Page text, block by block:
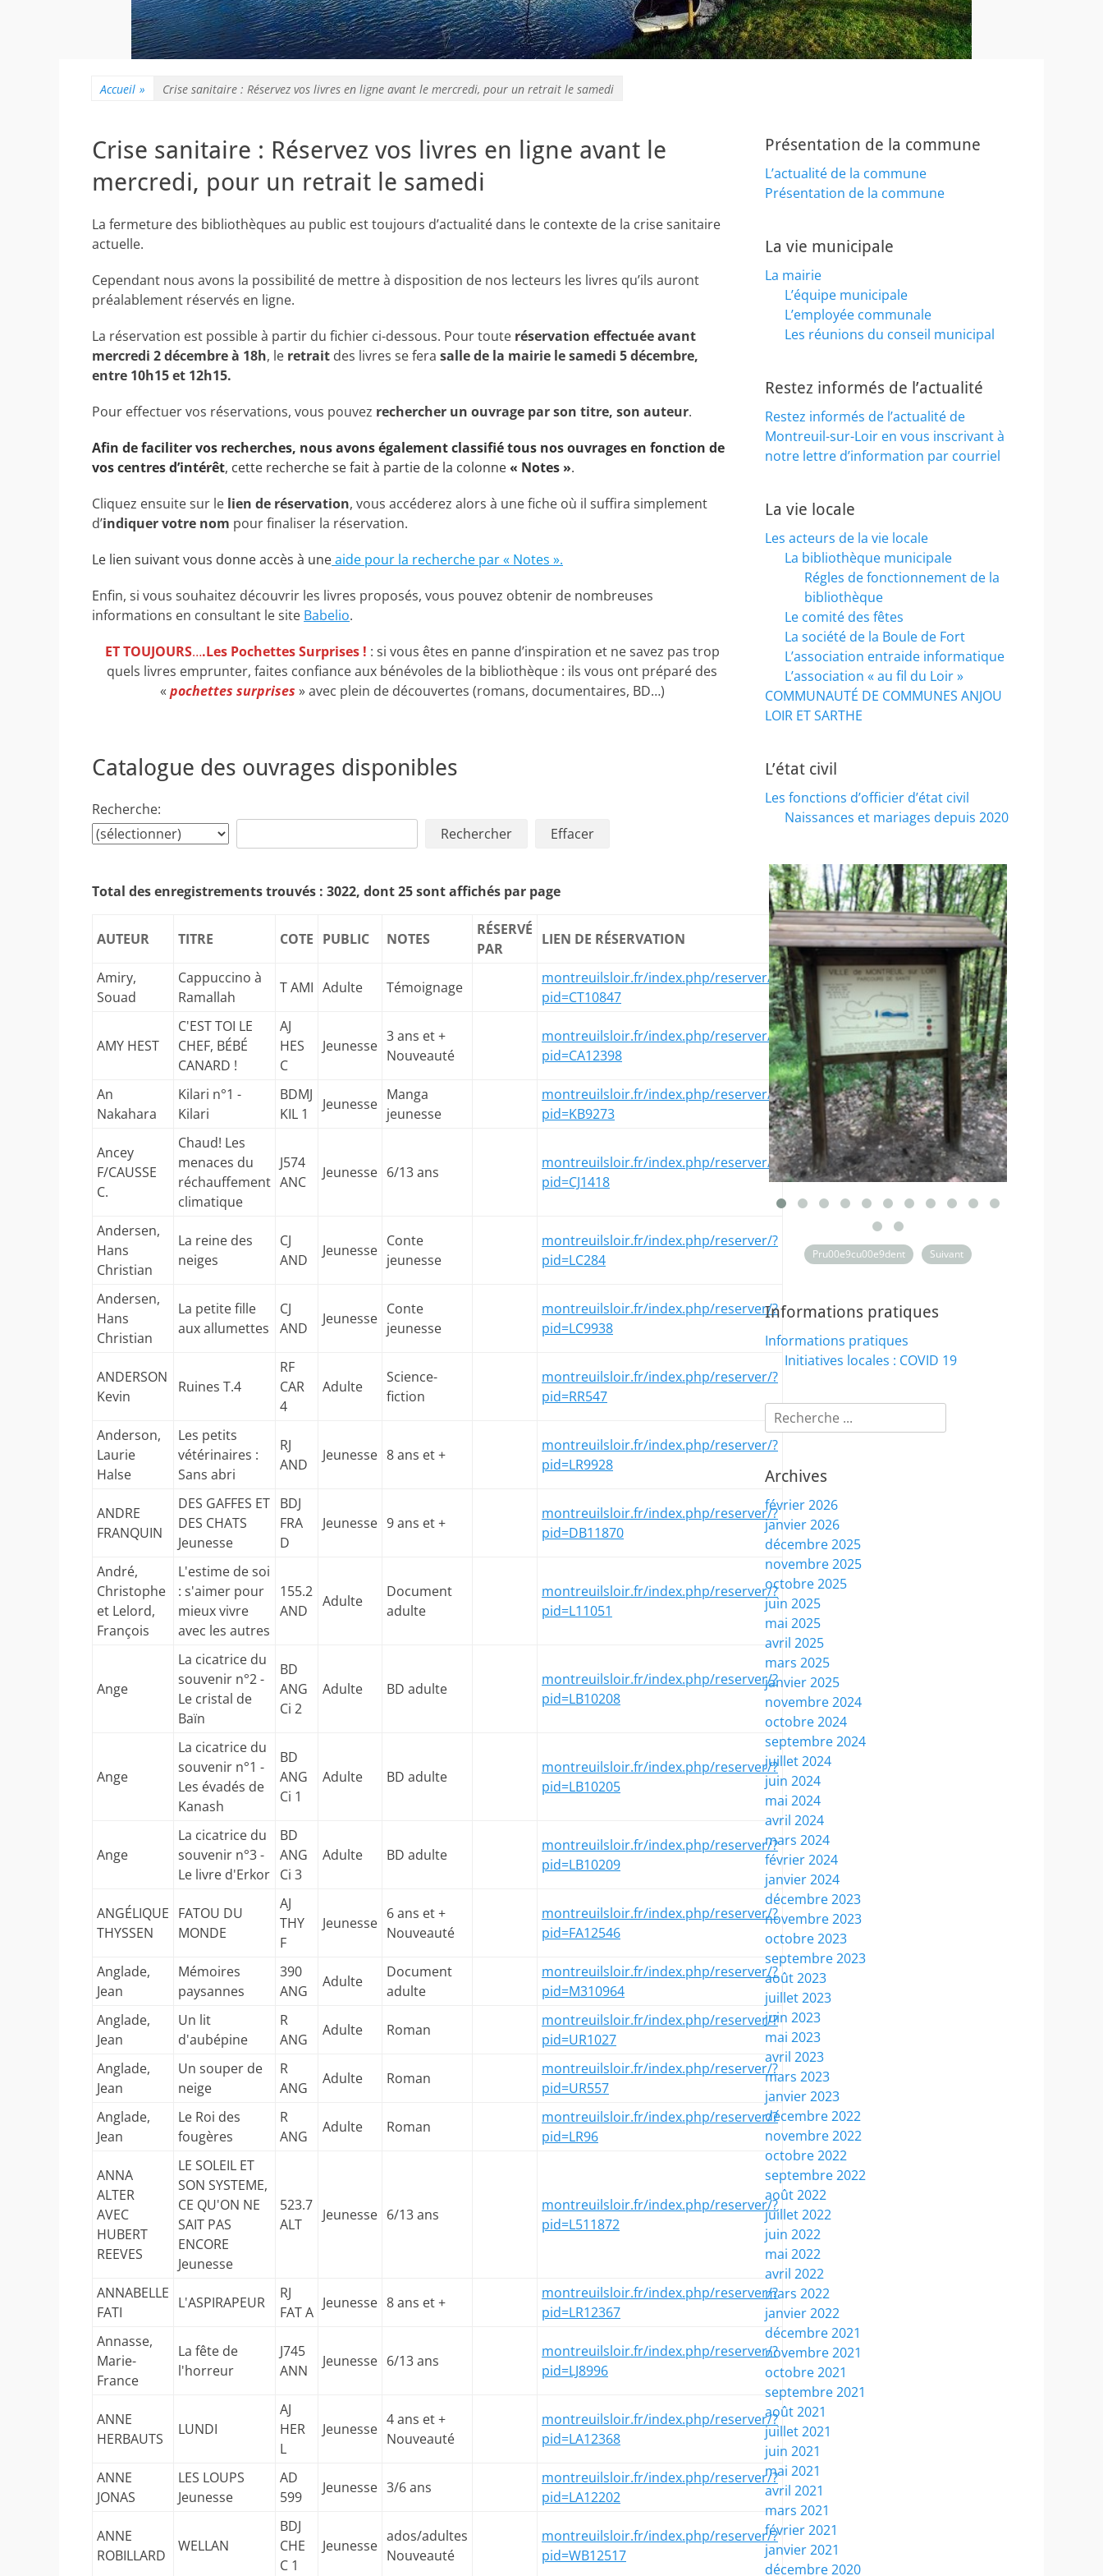
Accueil » Crise sanitaire : Réservez vos livres en ligne avant le mercredi, pour un retrait le samedi
Crise sanitaire : Réservez vos livres en ligne avant le
mercredi, pour un retrait le samedi
La fermeture des bibliothèques au public est toujours d’actualité dans le contexte de la crise sanitaire
actuelle.
Cependant nous avons la possibilité de mettre à disposition de nos lecteurs les livres qu’ils auront
préalablement réservés en ligne.
La réservation est possible à partir du fichier ci-dessous. Pour toute réservation effectuée avant
mercredi 2 décembre à 18h, le retrait des livres se fera salle de la mairie le samedi 5 décembre,
entre 10h15 et 12h15.
Pour effectuer vos réservations, vous pouvez rechercher un ouvrage par son titre, son auteur.
Afin de faciliter vos recherches, nous avons également classifié tous nos ouvrages en fonction de
vos centres d’intérêt, cette recherche se fait à partie de la colonne« Notes ».
Cliquez ensuite sur le lien de réservation, vous accéderez alors à une fiche où il suffira simplement
d’indiquer votre nom pour finaliser la réservation.
Le lien suivant vous donne accès à uneaide pour la recherche par « Notes ».
Enfin, si vous souhaitez découvrir les livres proposés, vous pouvez obtenir de nombreuses
informations en consultant le site Babelio.
ET TOUJOURS….Les Pochettes Surprises ! : si vous êtes en panne d’inspiration et ne savez pas trop
quels livres emprunter, faites confiance aux bénévoles de la bibliothèque : ils vous ont préparé des
« pochettes surprises » avec plein de découvertes (romans, documentaires, BD…)
Catalogue des ouvrages disponibles
Recherche:
Total des enregistrements trouvés : 3022, dont 25 sont affichés par page
AUTEUR TITRE COTE PUBLIC NOTES
RÉSERVÉ
PAR
LIEN DE RÉSERVATION
Amiry,
Souad
Cappuccino à
Ramallah
T AMI Adulte Témoignage
montreuilsloir.fr/index.php/reserver/?
pid=CT10847
AMY HEST
C'EST TOI LE
CHEF, BÉBÉ
CANARD !
AJ
HES
C
Jeunesse
3 ans et +
Nouveauté
montreuilsloir.fr/index.php/reserver/?
pid=CA12398
An
Nakahara
Kilari n°1 -
Kilari
BDMJ
KIL 1
Jeunesse
Manga
jeunesse
montreuilsloir.fr/index.php/reserver/?
pid=KB9273
Ancey
F/CAUSSE
C.
Chaud! Les
menaces du
réchauffement
climatique
J574
ANC
Jeunesse 6/13 ans
montreuilsloir.fr/index.php/reserver/?
pid=CJ1418
Andersen,
Hans
Christian
La reine des
neiges
CJ
AND
Jeunesse
Conte
jeunesse
montreuilsloir.fr/index.php/reserver/?
pid=LC284
Andersen,
Hans
Christian
La petite fille
aux allumettes
CJ
AND
Jeunesse
Conte
jeunesse
montreuilsloir.fr/index.php/reserver/?
pid=LC9938
ANDERSON
Kevin
Ruines T.4
RF
CAR
4
Adulte
Science-
fiction
montreuilsloir.fr/index.php/reserver/?
pid=RR547
Anderson,
Laurie
Halse
Les petits
vétérinaires :
Sans abri
RJ
AND
Jeunesse 8 ans et +
montreuilsloir.fr/index.php/reserver/?
pid=LR9928
ANDRE
FRANQUIN
DES GAFFES ET
DES CHATS
Jeunesse
BDJ
FRA
D
Jeunesse 9 ans et +
montreuilsloir.fr/index.php/reserver/?
pid=DB11870
André,
Christophe
et Lelord,
François
L'estime de soi
: s'aimer pour
mieux vivre
avec les autres
155.2
AND
Adulte
Document
adulte
montreuilsloir.fr/index.php/reserver/?
pid=L11051
Ange
La cicatrice du
souvenir n°2 -
Le cristal de
Baïn
BD
ANG
Ci 2
Adulte BD adulte
montreuilsloir.fr/index.php/reserver/?
pid=LB10208
Ange
La cicatrice du
souvenir n°1 -
Les évadés de
Kanash
BD
ANG
Ci 1
Adulte BD adulte
montreuilsloir.fr/index.php/reserver/?
pid=LB10205
Ange
La cicatrice du
souvenir n°3 -
Le livre d'Erkor
BD
ANG
Ci 3
Adulte BD adulte
montreuilsloir.fr/index.php/reserver/?
pid=LB10209
ANGÉLIQUE
THYSSEN
FATOU DU
MONDE
AJ
THY
F
Jeunesse
6 ans et +
Nouveauté
montreuilsloir.fr/index.php/reserver/?
pid=FA12546
Anglade,
Jean
Mémoires
paysannes
390
ANG
Adulte
Document
adulte
montreuilsloir.fr/index.php/reserver/?
pid=M310964
Anglade,
Jean
Un lit
d'aubépine
R
ANG
Adulte Roman
montreuilsloir.fr/index.php/reserver/?
pid=UR1027
Anglade,
Jean
Un souper de
neige
R
ANG
Adulte Roman
montreuilsloir.fr/index.php/reserver/?
pid=UR557
Anglade,
Jean
Le Roi des
fougères
R
ANG
Adulte Roman
montreuilsloir.fr/index.php/reserver/?
pid=LR96
ANNA
ALTER
AVEC
HUBERT
REEVES
LE SOLEIL ET
SON SYSTEME,
CE QU'ON NE
SAIT PAS
ENCORE
Jeunesse
523.7
ALT
Jeunesse 6/13 ans
montreuilsloir.fr/index.php/reserver/?
pid=L511872
ANNABELLE
FATI
L'ASPIRAPEUR
RJ
FAT A
Jeunesse 8 ans et +
montreuilsloir.fr/index.php/reserver/?
pid=LR12367
Annasse,
Marie-
France
La fête de
l'horreur
J745
ANN
Jeunesse 6/13 ans
montreuilsloir.fr/index.php/reserver/?
pid=LJ8996
ANNE
HERBAUTS
LUNDI
AJ
HER
L
Jeunesse
4 ans et +
Nouveauté
montreuilsloir.fr/index.php/reserver/?
pid=LA12368
ANNE
JONAS
LES LOUPS
Jeunesse
AD
599
Jeunesse 3/6 ans
montreuilsloir.fr/index.php/reserver/?
pid=LA12202
ANNE
ROBILLARD
WELLAN
BDJ
CHE
C 1
Jeunesse
ados/adultes
Nouveauté
montreuilsloir.fr/index.php/reserver/?
pid=WB12517
Présentation de la commune
L’actualité de la commune
Présentation de la commune
La vie municipale
La mairie
L’équipe municipale
L’employée communale
Les réunions du conseil municipal
Restez informés de l’actualité
Restez informés de l’actualité de
Montreuil-sur-Loir en vous inscrivant à
notre lettre d’information par courriel
La vie locale
Les acteurs de la vie locale
La bibliothèque municipale
Régles de fonctionnement de la
bibliothèque
Le comité des fêtes
La société de la Boule de Fort
L’association entraide informatique
L’association « au fil du Loir »
COMMUNAUTÉ DE COMMUNES ANJOU
LOIR ET SARTHE
L’état civil
Les fonctions d’officier d’état civil
Naissances et mariages depuis 2020
Pru00e9cu00e9dent Suivant
Informations pratiques
Informations pratiques
Initiatives locales : COVID 19
Rechercher :
Archives
février 2026
janvier 2026
décembre 2025
novembre 2025
octobre 2025
juin 2025
mai 2025
avril 2025
mars 2025
janvier 2025
novembre 2024
octobre 2024
septembre 2024
juillet 2024
juin 2024
mai 2024
avril 2024
mars 2024
février 2024
janvier 2024
décembre 2023
novembre 2023
octobre 2023
septembre 2023
août 2023
juillet 2023
juin 2023
mai 2023
avril 2023
mars 2023
janvier 2023
décembre 2022
novembre 2022
octobre 2022
septembre 2022
août 2022
juillet 2022
juin 2022
mai 2022
avril 2022
mars 2022
janvier 2022
décembre 2021
novembre 2021
octobre 2021
septembre 2021
août 2021
juillet 2021
juin 2021
mai 2021
avril 2021
mars 2021
février 2021
janvier 2021
décembre 2020